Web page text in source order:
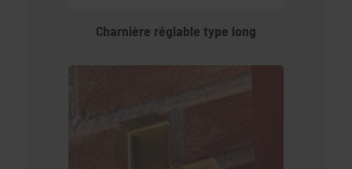
Charnière réglable type long